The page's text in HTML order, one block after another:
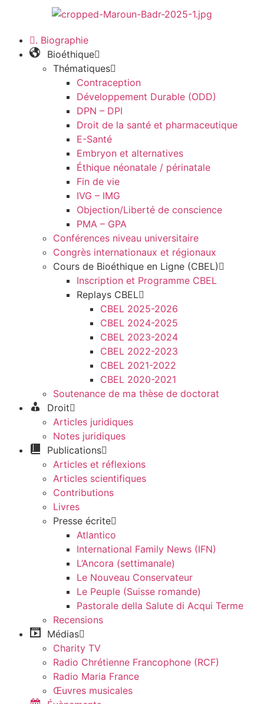
. Biographie
Bioéthique
Thématiques
Contraception
Développement Durable (ODD)
DPN – DPI
Droit de la santé et pharmaceutique
E-Santé
Embryon et alternatives
Éthique néonatale / périnatale
Fin de vie
IVG – IMG
Objection/Liberté de conscience
PMA – GPA
Conférences niveau universitaire
Congrès internationaux et régionaux
Cours de Bioéthique en Ligne (CBEL)
Inscription et Programme CBEL
Replays CBEL
CBEL 2025-2026
CBEL 2024-2025
CBEL 2023-2024
CBEL 2022-2023
CBEL 2021-2022
CBEL 2020-2021
Soutenance de ma thèse de doctorat
Droit
Articles juridiques
Notes juridiques
Publications
Articles et réflexions
Articles scientifiques
Contributions
Livres
Presse écrite
Atlantico
International Family News (IFN)
L’Ancora (settimanale)
Le Nouveau Conservateur
Le Peuple (Suisse romande)
Pastorale della Salute di Acqui Terme
Recensions
Médias
Charity TV
Radio Chrétienne Francophone (RCF)
Radio Maria France
Œuvres musicales